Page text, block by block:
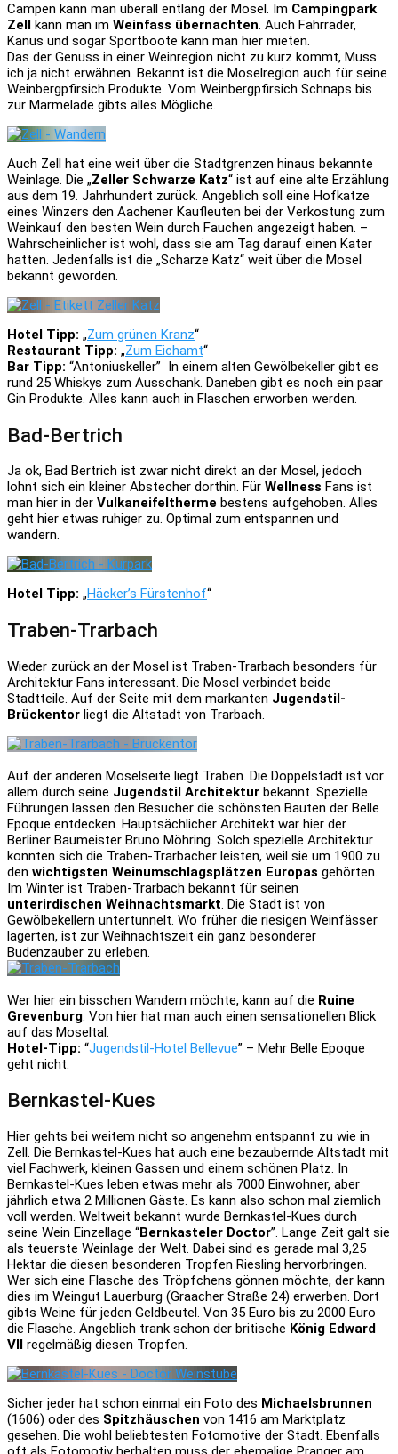
Campen kann man überall entlang der Mosel. Im Campingpark
Zell kann man im Weinfass übernachten. Auch Fahrräder,
Kanus und sogar Sportboote kann man hier mieten.
Das der Genuss in einer Weinregion nicht zu kurz kommt, Muss
ich ja nicht erwähnen. Bekannt ist die Moselregion auch für seine
Weinbergpfirsich Produkte. Vom Weinbergpfirsich Schnaps bis
zur Marmelade gibts alles Mögliche.
Auch Zell hat eine weit über die Stadtgrenzen hinaus bekannte
Weinlage. Die „Zeller Schwarze Katz“ ist auf eine alte Erzählung
aus dem 19. Jahrhundert zurück. Angeblich soll eine Hofkatze
eines Winzers den Aachener Kaufleuten bei der Verkostung zum
Weinkauf den besten Wein durch Fauchen angezeigt haben. –
Wahrscheinlicher ist wohl, dass sie am Tag darauf einen Kater
hatten. Jedenfalls ist die „Scharze Katz“ weit über die Mosel
bekannt geworden.
Hotel Tipp: „Zum grünen Kranz“
Restaurant Tipp: „Zum Eichamt“
Bar Tipp: “Antoniuskeller” In einem alten Gewölbekeller gibt es
rund 25 Whiskys zum Ausschank. Daneben gibt es noch ein paar
Gin Produkte. Alles kann auch in Flaschen erworben werden.
Bad-Bertrich
Ja ok, Bad Bertrich ist zwar nicht direkt an der Mosel, jedoch
lohnt sich ein kleiner Abstecher dorthin. Für Wellness Fans ist
man hier in der Vulkaneifeltherme bestens aufgehoben. Alles
geht hier etwas ruhiger zu. Optimal zum entspannen und
wandern.
Hotel Tipp: „Häcker’s Fürstenhof“
Traben-Trarbach
Wieder zurück an der Mosel ist Traben-Trarbach besonders für
Architektur Fans interessant. Die Mosel verbindet beide
Stadtteile. Auf der Seite mit dem markanten Jugendstil-
Brückentor liegt die Altstadt von Trarbach.
Auf der anderen Moselseite liegt Traben. Die Doppelstadt ist vor
allem durch seine Jugendstil Architektur bekannt. Spezielle
Führungen lassen den Besucher die schönsten Bauten der Belle
Epoque entdecken. Hauptsächlicher Architekt war hier der
Berliner Baumeister Bruno Möhring. Solch spezielle Architektur
konnten sich die Traben-Trarbacher leisten, weil sie um 1900 zu
den wichtigsten Weinumschlagsplätzen Europas gehörten.
Im Winter ist Traben-Trarbach bekannt für seinen
unterirdischen Weihnachtsmarkt. Die Stadt ist von
Gewölbekellern untertunnelt. Wo früher die riesigen Weinfässer
lagerten, ist zur Weihnachtszeit ein ganz besonderer
Budenzauber zu erleben.
Wer hier ein bisschen Wandern möchte, kann auf die Ruine
Grevenburg. Von hier hat man auch einen sensationellen Blick
auf das Moseltal.
Hotel-Tipp: “Jugendstil-Hotel Bellevue” – Mehr Belle Epoque
geht nicht.
Bernkastel-Kues
Hier gehts bei weitem nicht so angenehm entspannt zu wie in
Zell. Die Bernkastel-Kues hat auch eine bezaubernde Altstadt mit
viel Fachwerk, kleinen Gassen und einem schönen Platz. In
Bernkastel-Kues leben etwas mehr als 7000 Einwohner, aber
jährlich etwa 2 Millionen Gäste. Es kann also schon mal ziemlich
voll werden. Weltweit bekannt wurde Bernkastel-Kues durch
seine Wein Einzellage “Bernkasteler Doctor”. Lange Zeit galt sie
als teuerste Weinlage der Welt. Dabei sind es gerade mal 3,25
Hektar die diesen besonderen Tropfen Riesling hervorbringen.
Wer sich eine Flasche des Tröpfchens gönnen möchte, der kann
dies im Weingut Lauerburg (Graacher Straße 24) erwerben. Dort
gibts Weine für jeden Geldbeutel. Von 35 Euro bis zu 2000 Euro
die Flasche. Angeblich trank schon der britische König Edward
VII regelmäßig diesen Tropfen.
Sicher jeder hat schon einmal ein Foto des Michaelsbrunnen
(1606) oder des Spitzhäuschen von 1416 am Marktplatz
gesehen. Die wohl beliebtesten Fotomotive der Stadt. Ebenfalls